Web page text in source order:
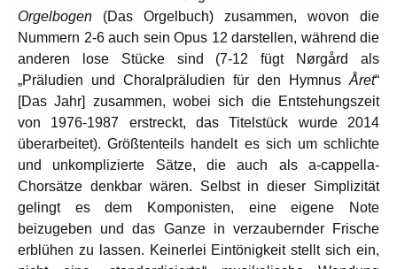
Orgelbogen (Das Orgelbuch) zusammen, wovon die
Nummern 2-6 auch sein Opus 12 darstellen, während die
anderen lose Stücke sind (7-12 fügt Nørgård als
„Präludien und Choralpräludien für den Hymnus Året“
[Das Jahr] zusammen, wobei sich die Entstehungszeit
von 1976-1987 erstreckt, das Titelstück wurde 2014
überarbeitet). Größtenteils handelt es sich um schlichte
und unkomplizierte Sätze, die auch als a-cappella-
Chorsätze denkbar wären. Selbst in dieser Simplizität
gelingt es dem Komponisten, eine eigene Note
beizugeben und das Ganze in verzaubernder Frische
erblühen zu lassen. Keinerlei Eintönigkeit stellt sich ein,